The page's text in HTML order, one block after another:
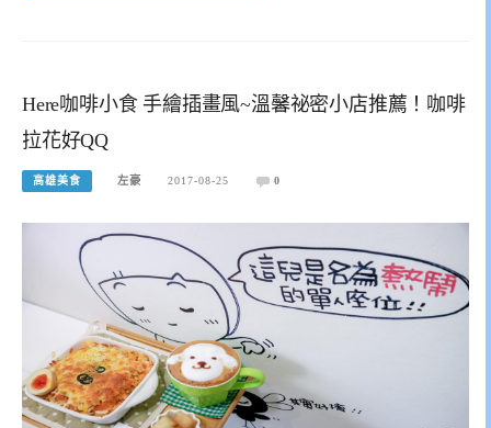
Here咖啡小食 手繪插畫風~溫馨祕密小店推薦！咖啡
拉花好QQ
高雄美食 左豪 2017-08-25 0